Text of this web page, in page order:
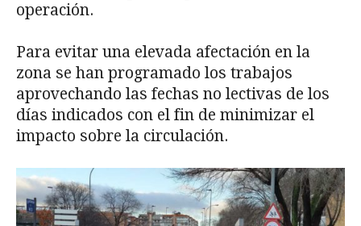
operación.
Para evitar una elevada afectación en la
zona se han programado los trabajos
aprovechando las fechas no lectivas de los
días indicados con el fin de minimizar el
impacto sobre la circulación.